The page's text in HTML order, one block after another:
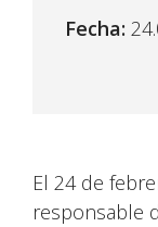
Fecha:
El 24 de
responsable